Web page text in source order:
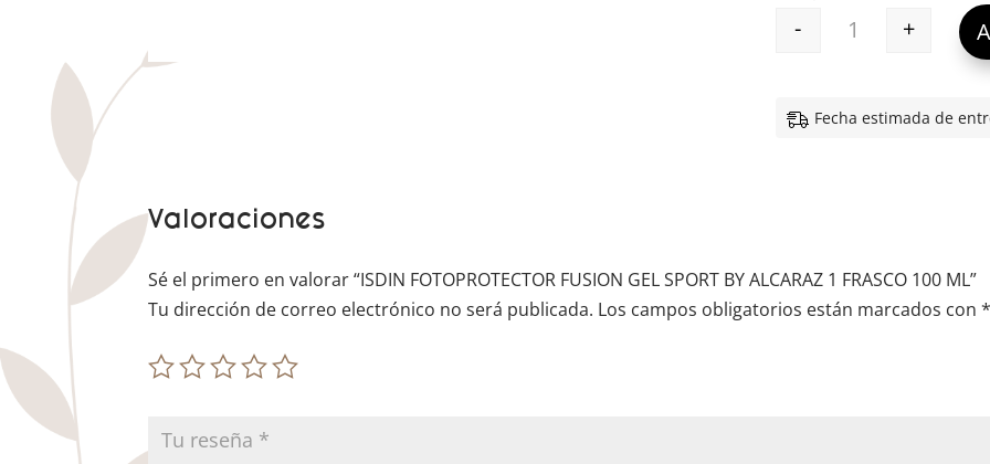
ISDIN
- +
Fecha estimada de
Valoraciones
Sé el primero en valorar “ISDIN FOTOPROTECTOR FUSION GEL SPORT BY ALCARAZ 1 FRASCO 100 ML”
Tu dirección de correo electrónico no será publicada. Los campos obligatorios están marcados con*